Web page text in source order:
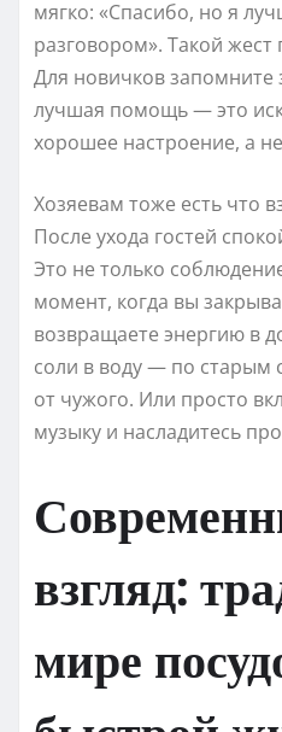
мягко: «Спасибо, но я
разговором». Такой
Для новичков запомните
лучшая помощь — это
хорошее настроение, а не
Хозяевам тоже есть что
После ухода гостей
Это не только
момент, когда вы
возвращаете энергию в
соли в воду — по старым
от чужого. Или просто
музыку и насладитесь
взгляд:
мире